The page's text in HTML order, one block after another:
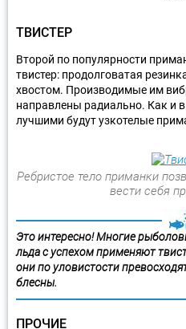
ТВИСТЕР
Второй по популярности
твистер: продолговатая
хвостом. Производимые им
направлены радиально. Как и
лучшими будут узкотелые
Ребристое тело приманки
вести себя
Это интересно! Многие
льда с успехом применяют
они по уловистости
блесны.
ПРОЧИЕ